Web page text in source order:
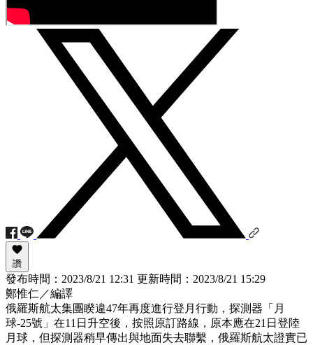
讚
發布時間： 2023/8/21 12:31 更新時間： 2023/8/21 15:29
鄭惟仁／編譯
俄羅斯航太集團睽違47年再度進行登月行動，探測器「月
球-25號」在11日升空後，按照原訂路線，原本應在21日登陸
月球，但探測器稍早傳出與地面失去聯繫，俄羅斯航太證實已